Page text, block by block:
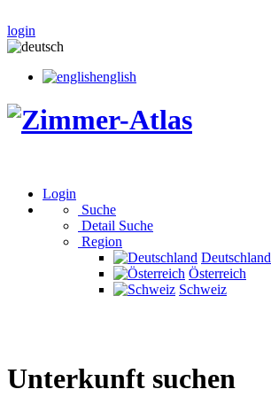
login
english
Login
Suche
Detail Suche
Region
Deutschland
Österreich
Schweiz
Unterkunft suchen